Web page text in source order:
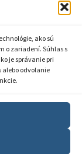
ako sú
o zariadení. Súhlas s
je správanie pri
alebo odvolanie